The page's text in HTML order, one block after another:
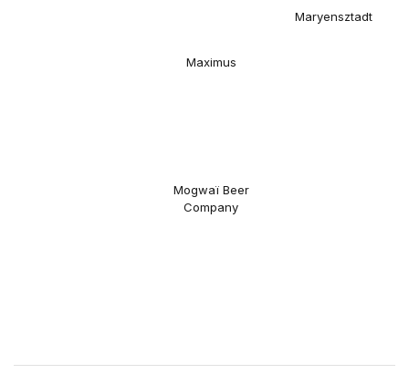
Maryensztadt
Maximus
Mogwaï Beer
Company